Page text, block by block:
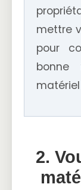
mettre
pour
bonne
2.